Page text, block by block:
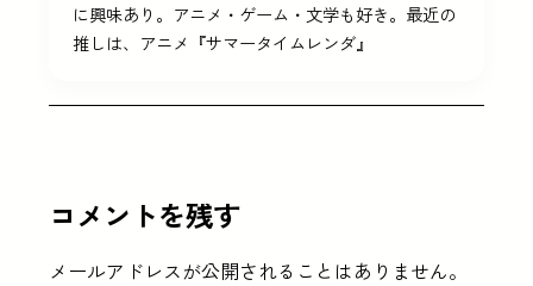
に興味あり。アニメ・ゲーム・文学も好き。最近の
推しは、アニメ『サマータイムレンダ』
コメントを残す
メールアドレスが公開されることはありません。